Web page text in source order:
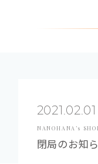
2021.02.01
NANOHANA’s
閉局のお知